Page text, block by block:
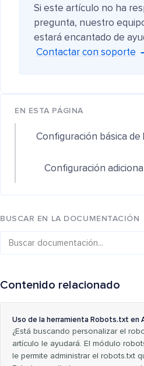
Si este artículo no ha
pregunta, nuestro
estará encantado de
Contactar con soporte
EN ESTA PÁGINA
Configuración básica de
Configuración
BUSCAR EN LA DOCUMENTACIÓN
Contenido relacionado
Uso de la herramienta Robots.txt en
¿Está buscando personalizar el
artículo le ayudará. El módulo
le permite administrar el robots.txt